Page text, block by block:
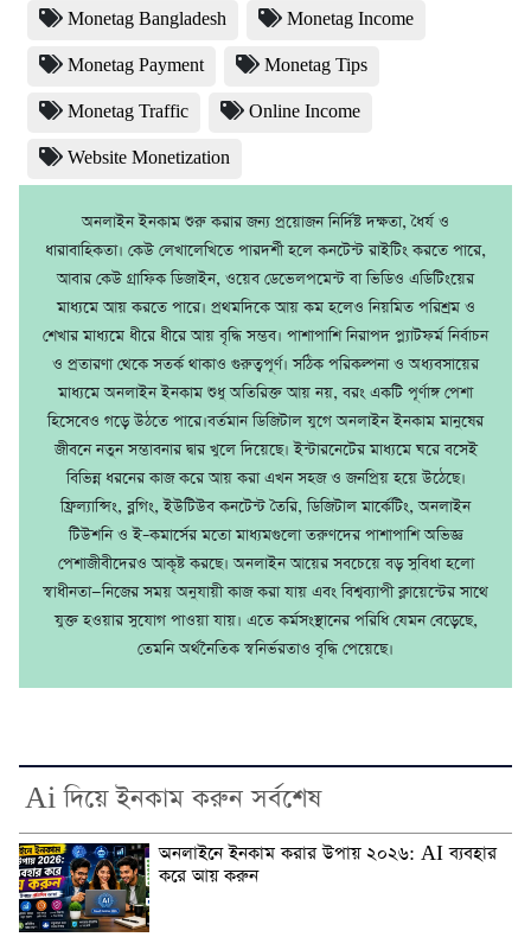
Monetag Bangladesh Monetag Income
Monetag Payment Monetag Tips
Monetag Traffic Online Income
Website Monetization
অনলাইন ইনকাম শুরু করার জন্য প্রয়োজন নির্দিষ্ট দক্ষতা, ধৈর্য ও
ধারাবাহিকতা। কেউ লেখালেখিতে পারদর্শী হলে কনটেন্ট রাইটিং করতে পারে,
আবার কেউ গ্রাফিক ডিজাইন, ওয়েব ডেভেলপমেন্ট বা ভিডিও এডিটিংয়ের
মাধ্যমে আয় করতে পারে। প্রথমদিকে আয় কম হলেও নিয়মিত পরিশ্রম ও
শেখার মাধ্যমে ধীরে ধীরে আয় বৃদ্ধি সম্ভব। পাশাপাশি নিরাপদ প্ল্যাটফর্ম নির্বাচন
ও প্রতারণা থেকে সতর্ক থাকাও গুরুত্বপূর্ণ। সঠিক পরিকল্পনা ও অধ্যবসায়ের
মাধ্যমে অনলাইন ইনকাম শুধু অতিরিক্ত আয় নয়, বরং একটি পূর্ণাঙ্গ পেশা
হিসেবেও গড়ে উঠতে পারে।বর্তমান ডিজিটাল যুগে অনলাইন ইনকাম মানুষের
জীবনে নতুন সম্ভাবনার দ্বার খুলে দিয়েছে। ইন্টারনেটের মাধ্যমে ঘরে বসেই
বিভিন্ন ধরনের কাজ করে আয় করা এখন সহজ ও জনপ্রিয় হয়ে উঠেছে।
ফ্রিল্যান্সিং, ব্লগিং, ইউটিউব কনটেন্ট তৈরি, ডিজিটাল মার্কেটিং, অনলাইন
টিউশনি ও ই–কমার্সের মতো মাধ্যমগুলো তরুণদের পাশাপাশি অভিজ্ঞ
পেশাজীবীদেরও আকৃষ্ট করছে। অনলাইন আয়ের সবচেয়ে বড় সুবিধা হলো
স্বাধীনতা—নিজের সময় অনুযায়ী কাজ করা যায় এবং বিশ্বব্যাপী ক্লায়েন্টের সাথে
যুক্ত হওয়ার সুযোগ পাওয়া যায়। এতে কর্মসংস্থানের পরিধি যেমন বেড়েছে,
তেমনি অর্থনৈতিক স্বনির্ভরতাও বৃদ্ধি পেয়েছে।
Ai দিয়ে ইনকাম করুন সর্বশেষ
অনলাইনে ইনকাম করার উপায় ২০২৬: AI ব্যবহার
করে আয় করুন